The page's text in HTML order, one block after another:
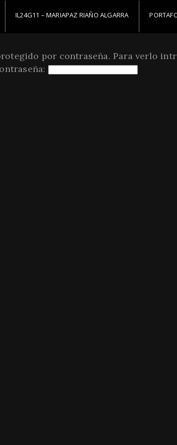
IL24G11 – MARIAPAZ RIAÑO ALGARRA
por contraseña. Para verlo